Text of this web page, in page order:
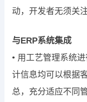
动，开发者无须关
与ERP系统集成
• 用工艺管理系统
计信息均可以根据
总，充分适应不同